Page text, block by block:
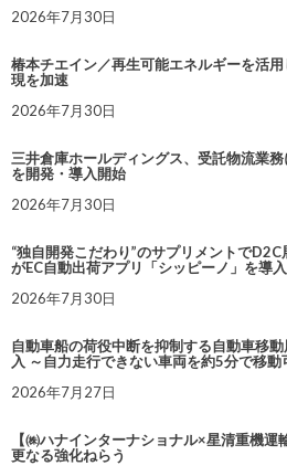
2026年7月30日
椿本チエイン／再生可能エネルギーを活
現を加速
2026年7月30日
三井倉庫ホールディングス、受託物流業務
を開発・導入開始
2026年7月30日
“独自開発こだわり”のサプリメントでD2C
がEC自動出荷アプリ「シッピーノ」を導入
2026年7月30日
自動車船の荷役中断を抑制する自動車移
入 ～自力走行できない車両を約5分で移動
2026年7月27日
【㈱ハナインターナショナル×星清重機
更なる強化ねらう